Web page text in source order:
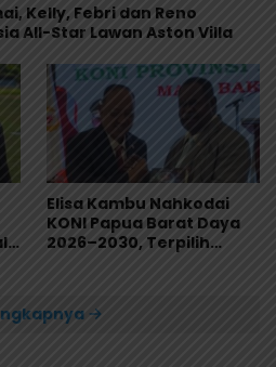
Kelly, Febri dan Reno
All-Star Lawan Aston Villa
Elisa Kambu Nahkodai
KONI Papua Barat Daya
2026–2030, Terpilih